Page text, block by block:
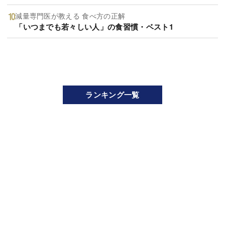
減量専門医が教える 食べ方の正解
「いつまでも若々しい人」の食習慣・ベスト1
ランキング一覧